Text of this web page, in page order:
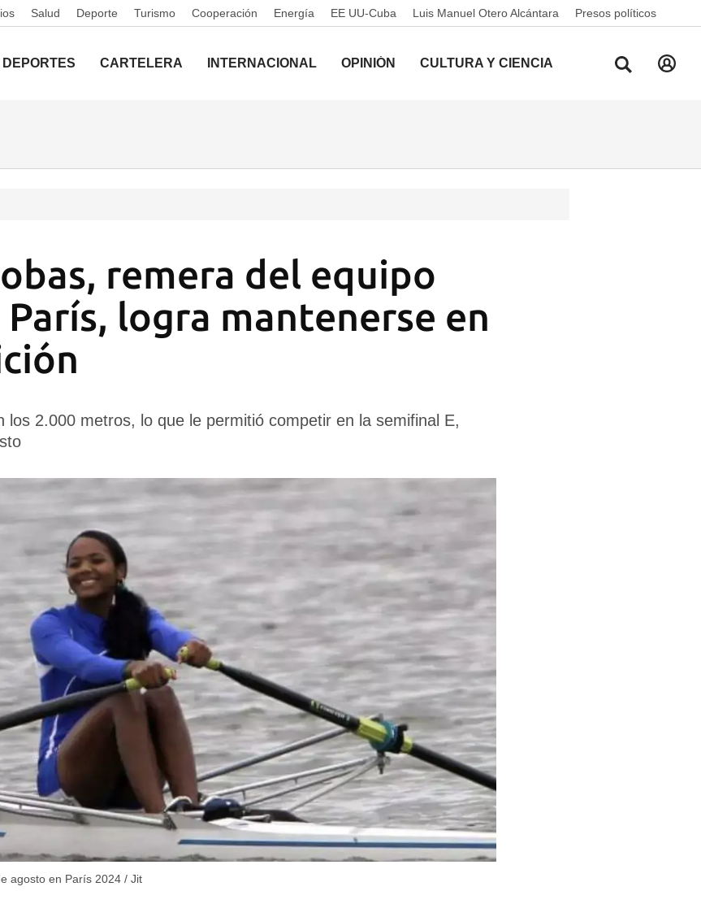
Salud Deporte Turismo Cooperación Energía EE UU-Cuba Luis Manuel Otero Alcántara Presos políticos
DEPORTES CARTELERA INTERNACIONAL OPINIÓN CULTURA Y CIENCIA
remera del equipo
logra mantenerse en
los 2.000 metros, lo que le permitió competir en la semifinal E,
agosto en París 2024 / Jit